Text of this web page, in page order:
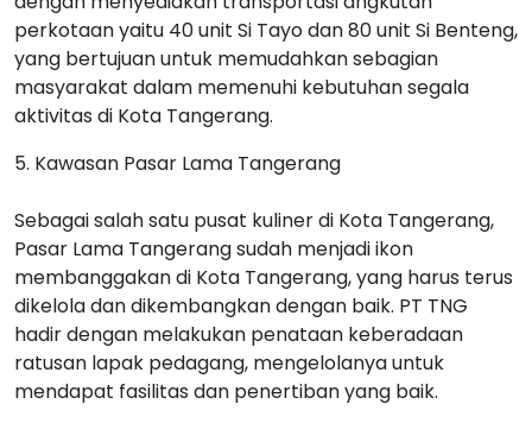
perkotaan yaitu 40 unit Si Tayo dan 80 unit Si Benteng,
yang bertujuan untuk memudahkan sebagian
masyarakat dalam memenuhi kebutuhan segala
aktivitas di Kota Tangerang.
5. Kawasan Pasar Lama Tangerang
Sebagai salah satu pusat kuliner di Kota Tangerang,
Pasar Lama Tangerang sudah menjadi ikon
membanggakan di Kota Tangerang, yang harus terus
dikelola dan dikembangkan dengan baik. PT TNG
hadir dengan melakukan penataan keberadaan
ratusan lapak pedagang, mengelolanya untuk
mendapat fasilitas dan penertiban yang baik.